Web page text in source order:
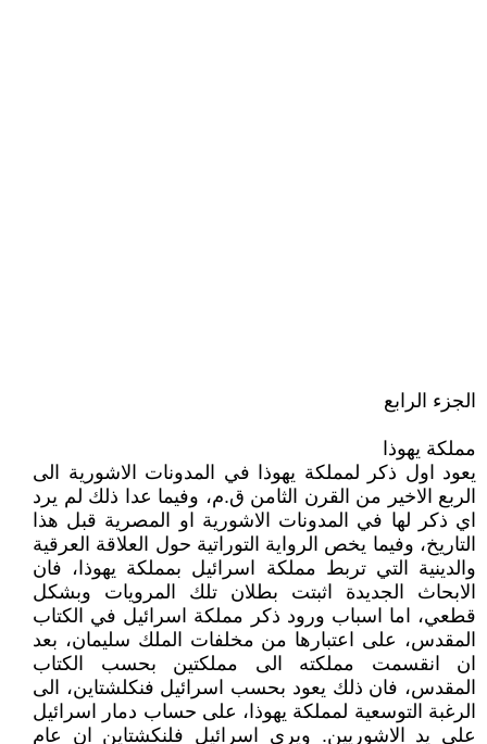
الجزء الرابع
مملكة يهوذا
يعود اول ذكر لمملكة يهوذا في المدونات الاشورية الى
الربع الاخير من القرن الثامن ق.م، وفيما عدا ذلك لم يرد
اي ذكر لها في المدونات الاشورية او المصرية قبل هذا
التاريخ، وفيما يخص الرواية التوراتية حول العلاقة العرقية
والدينية التي تربط مملكة اسرائيل بمملكة يهوذا، فان
الابحاث الجديدة اثبتت بطلان تلك المرويات وبشكل
قطعي، اما اسباب ورود ذكر مملكة اسرائيل في الكتاب
المقدس، على اعتبارها من مخلفات الملك سليمان، بعد
ان انقسمت مملكته الى مملكتين بحسب الكتاب
المقدس، فان ذلك يعود بحسب اسرائيل فنكلشتاين، الى
الرغبة التوسعية لمملكة يهوذا، على حساب دمار اسرائيل
على يد الاشوريين. ويرى اسرائيل فلنكشتاين ان عام